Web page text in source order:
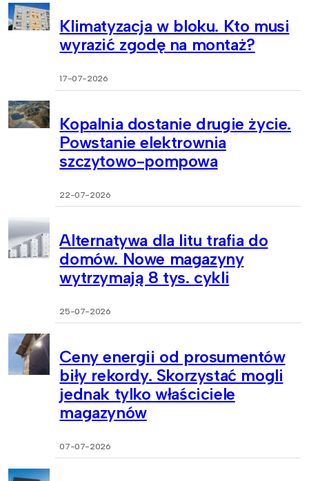
Klimatyzacja w bloku. Kto musi
wyrazić zgodę na montaż?
17-07-2026
Kopalnia dostanie drugie życie.
Powstanie elektrownia
szczytowo-pompowa
22-07-2026
Alternatywa dla litu trafia do
domów. Nowe magazyny
wytrzymają 8 tys. cykli
25-07-2026
Ceny energii od prosumentów
biły rekordy. Skorzystać mogli
jednak tylko właściciele
magazynów
07-07-2026